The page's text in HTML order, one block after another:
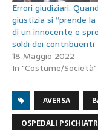
Errori giudiziari.
giustizia si “prende
di un innocente e
soldi dei contribuenti
18 Maggio 2022
In "Costume/Società"
AVERSA
OSPEDALI